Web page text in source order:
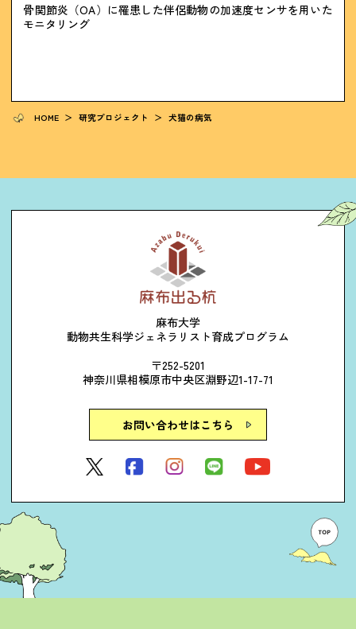
骨関節炎（OA）に罹患した伴侶動物の加速度センサを用いた
モニタリング
HOME ＞ 研究プロジェクト ＞ 犬猫の病気
麻布大学
動物共生科学ジェネラリスト育成プログラム
〒252-5201
神奈川県相模原市中央区淵野辺1-17-71
お問い合わせはこちら